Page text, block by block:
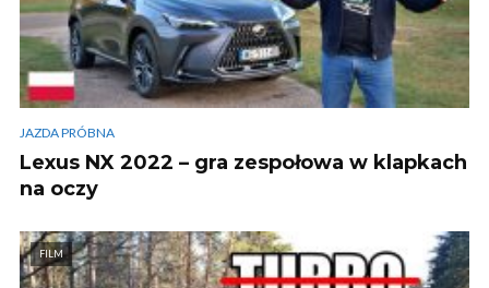
JAZDA PRÓBNA
Lexus NX 2022 – gra zespołowa w klapkach
na oczy
FILM